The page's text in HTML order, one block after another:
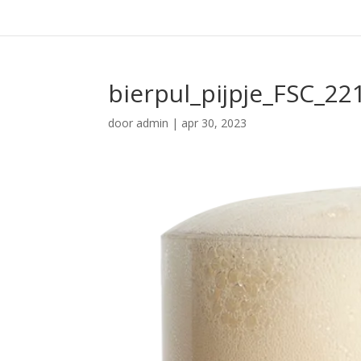
door admin | apr 30, 2023